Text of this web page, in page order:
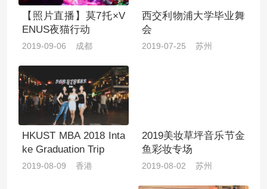
【照片直播】莫7托×V
ENUS夜猫行动
2019-09-06 成都
西交利物浦大学毕业舞
会
2019-07-25 苏州
HKUST MBA 2018 Inta
ke Graduation Trip
2019-08-09 香港
2019美妆草坪音乐节金
鱼彩妆专场
2019-08-02 苏州